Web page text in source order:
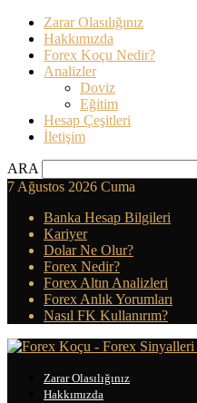
Zarar Olasılığınız
Hakkımızda
Forex Koçu Nedir?
Analizler
Doviz
Eğitim
Hesap Çeşitleri
İletişim
ARA
7 Ağustos 2026 Cuma
Banka Hesap Bilgileri
Kariyer
Dolar Ne Olur?
Forex Nedir?
Forex Altın Analizleri
Forex Anlık Yorumları
Nasıl FK Kullanırım?
Zarar Olasılığınız
Hakkımızda